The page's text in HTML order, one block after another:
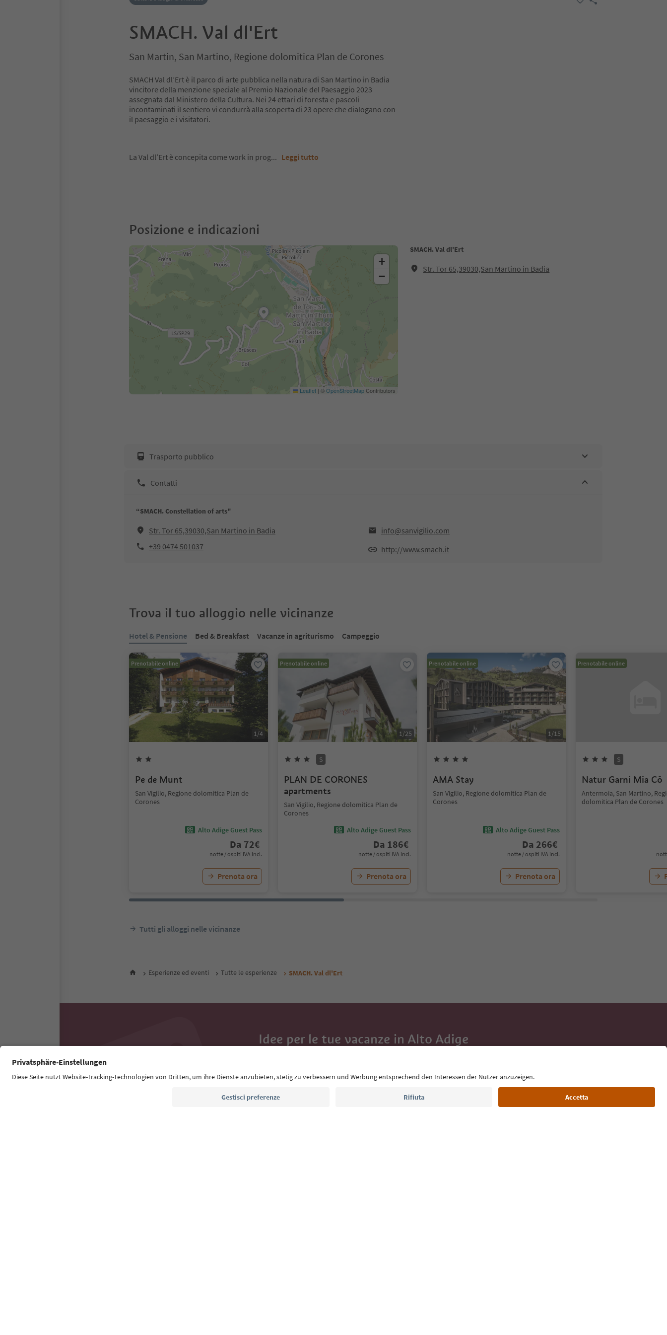
SMACH. Val dl'Ert
San Martin, San Martino, Regione dolomitica Plan de Corones
SMACH Val dl’Ert è il parco di arte pubblica nella natura di San Martino in Badia
vincitore della menzione speciale al Premio Nazionale del Paesaggio 2023
assegnata dal Ministero della Cultura. Nei 24 ettari di foresta e pascoli
incontaminati il sentiero vi condurrà alla scoperta di 23 opere che dialogano con
il paesaggio e i visitatori.
La Val dl’Ert è concepita come work in prog... Leggi tutto
Posizione e indicazioni
SMACH. Val dl'Ert
Str. Tor 65,39030,San Martino in Badia
+
−
Leaflet | ©OpenStreetMapContributors
Trasporto pubblico
Contatti
“SMACH. Constellation of arts"
Str. Tor 65,39030,San Martino in Badia
info@sanvigilio.com
+39 0474 501037
http://www.smach.it
Trova il tuo alloggio nelle vicinanze
Hotel & Pensione Bed & Breakfast Vacanze in agriturismo Campeggio
Prenotabile online
1/4
Pe de Munt
San Vigilio, Regione dolomitica Plan de
Corones
Alto Adige Guest Pass
Da 72€
notte / ospiti IVA incl.
Prenota ora
Prenotabile online
1/25
S
PLAN DE CORONES
apartments
San Vigilio, Regione dolomitica Plan de
Corones
Alto Adige Guest Pass
Da 186€
notte / ospiti IVA incl.
Prenota ora
Prenotabile online
1/15
AMA Stay
San Vigilio, Regione dolomitica Plan de
Corones
Alto Adige Guest Pass
Da 266€
notte / ospiti IVA incl.
Prenota ora
Prenotabile online
S
Natur Garni Mia Cô
Antermoia, San Martino,
dolomitica Plan de Corones
Tutti gli alloggi nelle vicinanze
Esperienze ed eventi Tutte le esperienze SMACH. Val dl'Ert
Idee per le tue vacanze in Alto Adige
eventi da non perdere e ricette tipiche.